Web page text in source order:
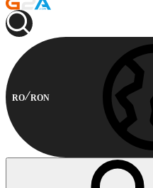
RO RON